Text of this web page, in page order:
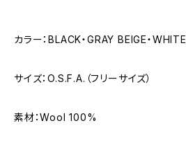
カラー：BLACK・GRAY BEIGE・WHITE
サイズ：O.S.F.A.（フリーサイズ）
素材：Wool 100%